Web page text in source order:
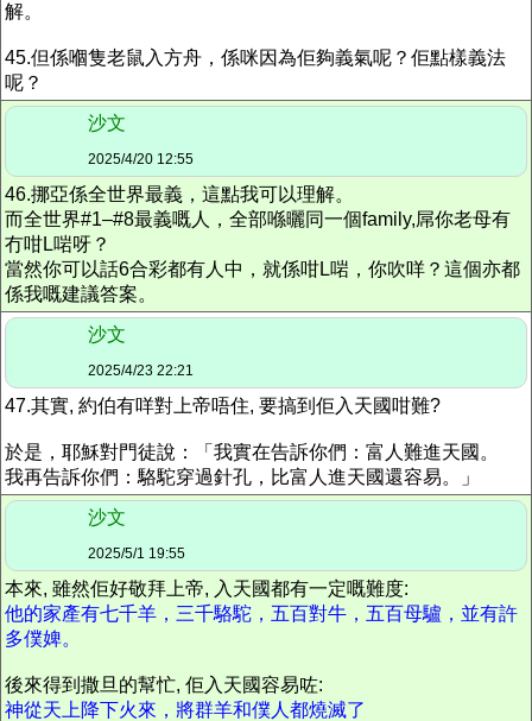
解。
45.但係嗰隻老鼠入方舟，係咪因為佢夠義氣呢？佢點樣義法
呢？
沙文
2025/4/20 12:55
46.挪亞係全世界最義，這點我可以理解。
而全世界#1–#8最義嘅人，全部喺曬同一個family,屌你老母有
冇咁L啱呀？
當然你可以話6合彩都有人中，就係咁L啱，你吹咩？這個亦都
係我嘅建議答案。
沙文
2025/4/23 22:21
47.其實, 約伯有咩對上帝唔住, 要搞到佢入天國咁難?
於是，耶穌對門徒說：「我實在告訴你們：富人難進天國。
我再告訴你們：駱駝穿過針孔，比富人進天國還容易。」
沙文
2025/5/1 19:55
本來, 雖然佢好敬拜上帝, 入天國都有一定嘅難度:
他的家產有七千羊，三千駱駝，五百對牛，五百母驢，並有許
多僕婢。
後來得到撒旦的幫忙, 佢入天國容易咗:
神從天上降下火來，將群羊和僕人都燒滅了